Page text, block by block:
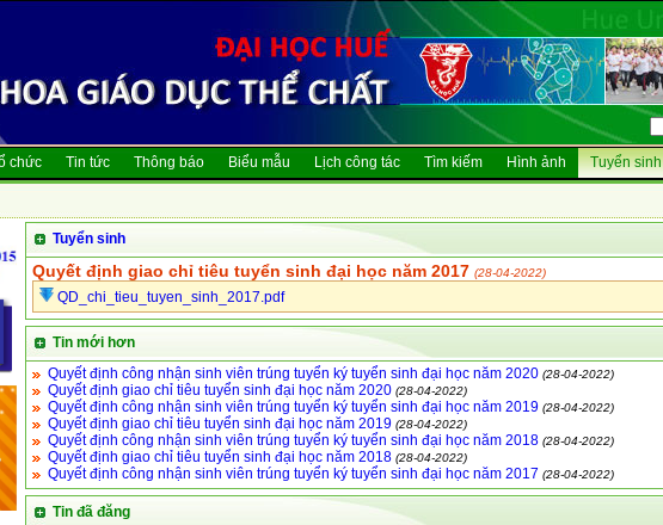
chức Tin tức Thông báo Biểu mẫu Lịch công tác Tìm kiếm Hình ảnh Tuyển sinh
Tuyển sinh
Quyết định giao chỉ tiêu tuyển sinh đại học năm 2017 (28-04-2022)
QD_chi_tieu_tuyen_sinh_2017.pdf
Tin mới hơn
Quyết định công nhận sinh viên trúng tuyển ký tuyển sinh đại học năm 2020 (28-04-2022)
Quyết định giao chỉ tiêu tuyển sinh đại học năm 2020 (28-04-2022)
Quyết định công nhận sinh viên trúng tuyển ký tuyển sinh đại học năm 2019 (28-04-2022)
Quyết định giao chỉ tiêu tuyển sinh đại học năm 2019 (28-04-2022)
Quyết định công nhận sinh viên trúng tuyển ký tuyển sinh đại học năm 2018 (28-04-2022)
Quyết định giao chỉ tiêu tuyển sinh đại học năm 2018 (28-04-2022)
Quyết định công nhận sinh viên trúng tuyển ký tuyển sinh đại học năm 2017 (28-04-2022)
Tin đã đăng